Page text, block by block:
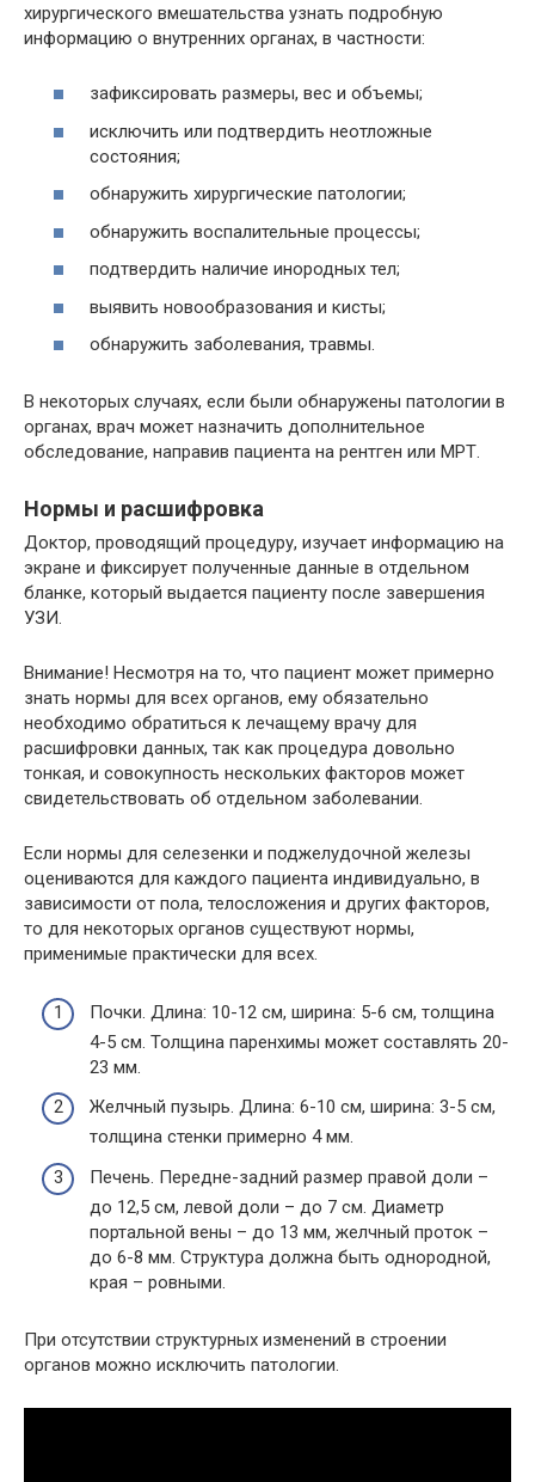
хирургического вмешательства узнать подробную
информацию о внутренних органах, в частности:
зафиксировать размеры, вес и объемы;
исключить или подтвердить неотложные
состояния;
обнаружить хирургические патологии;
обнаружить воспалительные процессы;
подтвердить наличие инородных тел;
выявить новообразования и кисты;
обнаружить заболевания, травмы.
В некоторых случаях, если были обнаружены патологии в
органах, врач может назначить дополнительное
обследование, направив пациента на рентген или МРТ.
Нормы и расшифровка
Доктор, проводящий процедуру, изучает информацию на
экране и фиксирует полученные данные в отдельном
бланке, который выдается пациенту после завершения
УЗИ.
Внимание! Несмотря на то, что пациент может примерно
знать нормы для всех органов, ему обязательно
необходимо обратиться к лечащему врачу для
расшифровки данных, так как процедура довольно
тонкая, и совокупность нескольких факторов может
свидетельствовать об отдельном заболевании.
Если нормы для селезенки и поджелудочной железы
оцениваются для каждого пациента индивидуально, в
зависимости от пола, телосложения и других факторов,
то для некоторых органов существуют нормы,
применимые практически для всех.
Почки. Длина: 10-12 см, ширина: 5-6 см, толщина
4-5 см. Толщина паренхимы может составлять 20-
23 мм.
Желчный пузырь. Длина: 6-10 см, ширина: 3-5 см,
толщина стенки примерно 4 мм.
Печень. Передне-задний размер правой доли –
до 12,5 см, левой доли – до 7 см. Диаметр
портальной вены – до 13 мм, желчный проток –
до 6-8 мм. Структура должна быть однородной,
края – ровными.
При отсутствии структурных изменений в строении
органов можно исключить патологии.